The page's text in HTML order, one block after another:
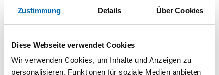
Zustimmung Details Über Cookies
Diese Webseite verwendet Cookies
Wir verwenden Cookies, um Inhalte und Anzeigen zu
personalisieren, Funktionen für soziale Medien anbieten
GU-SECURY Europa 60/92 SH/SZ-R Nuss: 8mm Kennkerbe:
568,0mm A2 757,0mm B1 660,0mm B2 821,0mm Für
Sperrbügel vorgerichtet Verzahnung oben+unten
ferGUard*silber VE: 40,000